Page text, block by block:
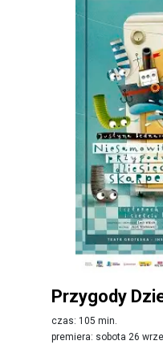
Przygody
czas: 105 min.
premiera: sobota 26